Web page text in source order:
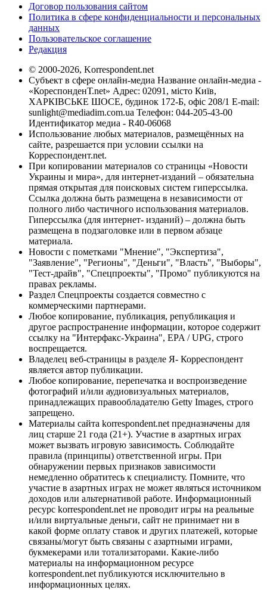
Договор пользования сайтом
Политика в сфере конфиденциальности и персональных
данных
Пользовательское соглашение
Редакция
© 2000-2026, Korrespondent.net
Субъект в сфере онлайн-медиа Название онлайн-медиа -
«КореспонденТ.net» Адрес: 02091, місто Київ,
ХАРКІВСЬКЕ ШОСЕ, будинок 172-Б, офіс 208/1 E-mail:
sunlight@mediadim.com.ua Телефон: 044-205-43-00
Идентификатор медиа - R40-06068
Использование любых материалов, размещённых на
сайте, разрешается при условии ссылки на
Корреспондент.net.
При копировании материалов со страницы «Новости
Украины и мира», для интернет-изданий – обязательна
прямая открытая для поисковых систем гиперссылка.
Ссылка должна быть размещена в независимости от
полного либо частичного использования материалов.
Гиперссылка (для интернет- изданий) – должна быть
размещена в подзаголовке или в первом абзаце
материала.
Новости с пометками "Мнение", "Экспертиза",
"Заявление", "Регионы", "Деньги", "Власть", "Выборы",
"Тест-драйв", "Спецпроекты", "Промо" публикуются на
правах рекламы.
Раздел Спецпроекты создается совместно с
коммерческими партнерами.
Любое копирование, публикация, републикация и
другое распространение информации, которое содержит
ссылку на "Интерфакс-Украина", EPA / UPG, строго
воспрещается.
Владелец веб-страницы в разделе Я- Корреспондент
является автор публикации.
Любое копирование, перепечатка и воспроизведение
фотографий и/или аудиовизуальных материалов,
принадлежащих правообладателю Getty Images, строго
запрещено.
Материалы сайта korrespondent.net предназначены для
лиц старше 21 года (21+). Участие в азартных играх
может вызвать игровую зависимость. Соблюдайте
правила (принципы) ответственной игры. При
обнаружении первых признаков зависимости
немедленно обратитесь к специалисту. Помните, что
участие в азартных играх не может являться источником
доходов или альтернативой работе. Информационный
ресурс korrespondent.net не проводит игры на реальные
и/или виртуальные деньги, сайт не принимает ни в
какой форме оплату ставок и других платежей, которые
связаны/могут быть связаны с азартными играми,
букмекерами или тотализаторами. Какие-либо
материалы на информационном ресурсе
korrespondent.net публикуются исключительно в
информационных целях.